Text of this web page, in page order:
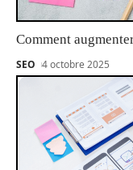
Comment
SEO 4 octobre 2025